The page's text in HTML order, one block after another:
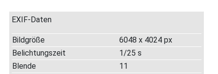
EXIF-Daten
Bildgröße
6048 x 4024 px
Belichtungszeit
1/25 s
Blende
11